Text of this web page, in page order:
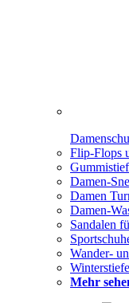
Flip-Flops
Damen-
Damen
Damen-
Sandalen
Wander-
Mehr